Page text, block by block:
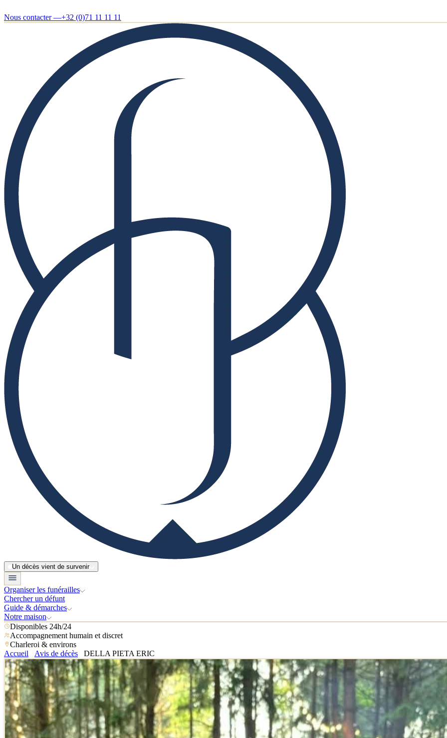
Nous contacter —+32 (0)71 11 11 11
Un décès vient de survenir
Organiser les funérailles
Chercher un défunt
Guide & démarches
Notre maison
Disponibles 24h/24
Accompagnement humain et discret
Charleroi & environs
Accueil
Avis de décès DELLA PIETA ERIC